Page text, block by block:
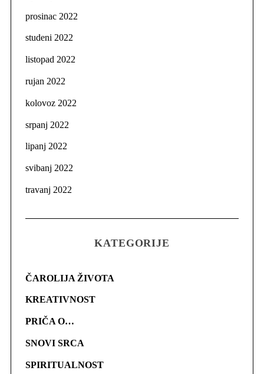
prosinac 2022
studeni 2022
listopad 2022
rujan 2022
kolovoz 2022
srpanj 2022
lipanj 2022
svibanj 2022
travanj 2022
KATEGORIJE
ČAROLIJA ŽIVOTA
KREATIVNOST
PRIČA O…
SNOVI SRCA
SPIRITUALNOST